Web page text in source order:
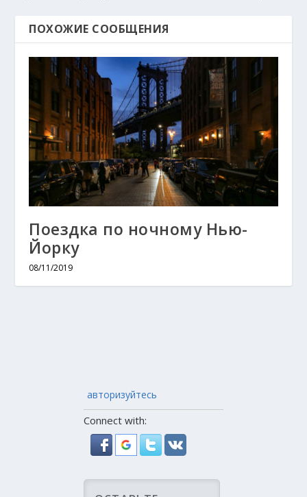
ПОХОЖИЕ СООБЩЕНИЯ
Поездка по ночному Нью-
Йорку
08/11/2019
авторизуйтесь
Connect with: